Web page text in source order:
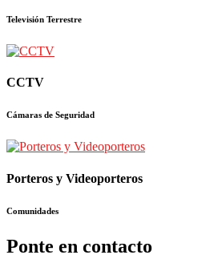
Televisión Terrestre
CCTV
Cámaras de Seguridad
Porteros y Videoporteros
Comunidades
Ponte en contacto